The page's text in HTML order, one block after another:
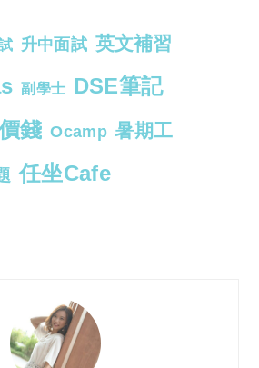
升中面試 英文補習
副學士 DSE筆記
錢 Ocamp 暑期工
任坐Cafe